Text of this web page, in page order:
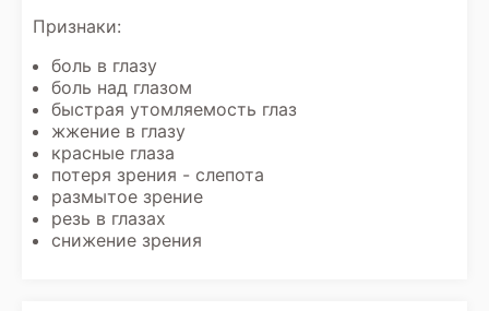
Признаки:
боль в глазу
боль над глазом
быстрая утомляемость глаз
жжение в глазу
красные глаза
потеря зрения - слепота
размытое зрение
резь в глазах
снижение зрения